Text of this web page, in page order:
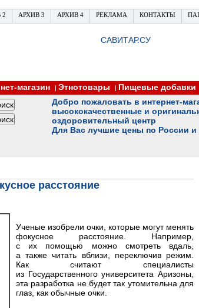
2 АРХИВ 3 АРХИВ 4 РЕКЛАМА КОНТАКТЫ
САВИТАР.СУ
магазин | Этнотовары | Пищевые добавки
Добро пожаловать в интернет-
высококачественные и
оздоровительный центр
Для Вас лучшие цены по России и
расстояние
Ученые изобрели очки, которые могут менять
фокусное расстояние. Например,
с их помощью можно смотреть вдаль,
а также читать вблизи, переключив режим.
Как считают специалисты
из Государственного университета Аризоны,
эта разработка не будет так утомительна для
глаз, как обычные очки.